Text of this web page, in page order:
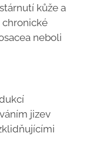
kůže a
chronické
neboli
jizev